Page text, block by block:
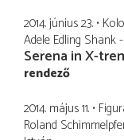
2014. június 23.
Adele Edling Shank
Serena in X-
rendező
2014. május 11.
Roland